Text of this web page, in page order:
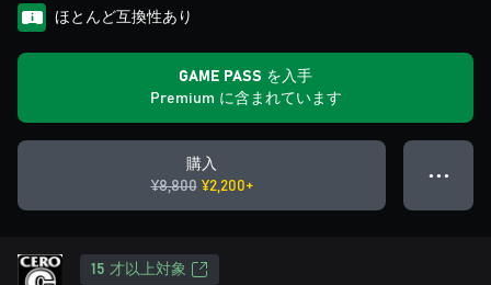
ほとんど互換性あり
GAME PASS を入手
Premium に含まれています
購入
¥8,800 ¥2,200+
● ● ●
15 才以上対象